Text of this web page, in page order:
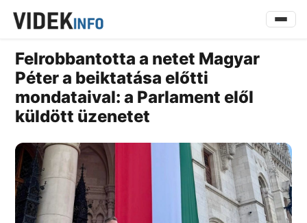
Felrobbantotta a netet Magyar
Péter a beiktatása előtti
mondataival: a Parlament elől
küldött üzenetet